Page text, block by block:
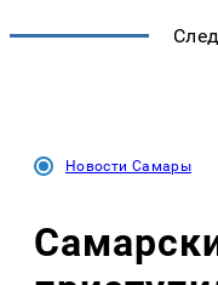
Новости Самары